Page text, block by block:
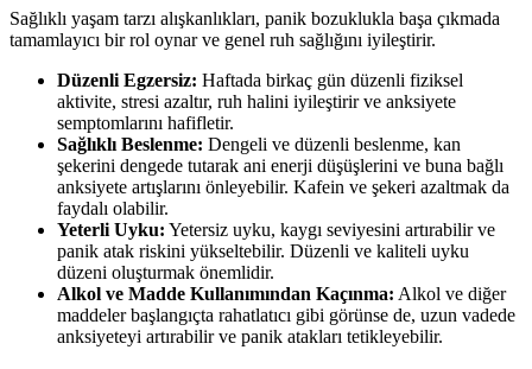
Sağlıklı yaşam tarzı alışkanlıkları, panik bozuklukla başa çıkmada
tamamlayıcı bir rol oynar ve genel ruh sağlığını iyileştirir.
Düzenli Egzersiz: Haftada birkaç gün düzenli fiziksel
aktivite, stresi azaltır, ruh halini iyileştirir ve anksiyete
semptomlarını hafifletir.
Sağlıklı Beslenme: Dengeli ve düzenli beslenme, kan
şekerini dengede tutarak ani enerji düşüşlerini ve buna bağlı
anksiyete artışlarını önleyebilir. Kafein ve şekeri azaltmak da
faydalı olabilir.
Yeterli Uyku: Yetersiz uyku, kaygı seviyesini artırabilir ve
panik atak riskini yükseltebilir. Düzenli ve kaliteli uyku
düzeni oluşturmak önemlidir.
Alkol ve Madde Kullanımından Kaçınma: Alkol ve diğer
maddeler başlangıçta rahatlatıcı gibi görünse de, uzun vadede
anksiyeteyi artırabilir ve panik atakları tetikleyebilir.